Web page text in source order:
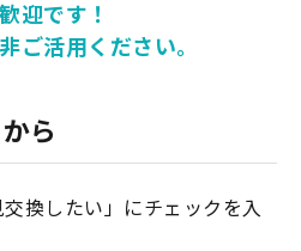
迎です！
ご活用ください。
ら
交換したい」 にチェックを入